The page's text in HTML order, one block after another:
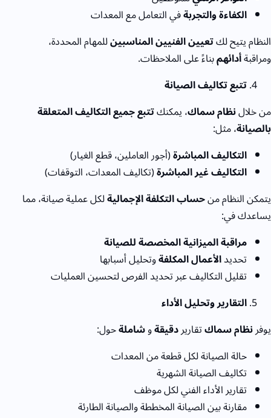
الكفاءة والتجربةفي التعامل مع المعدات
النظام يتيح لكتعيين الفنيين المناسبينللمهام المحددة،
ومراقبةأدائهمبناءً على الملاحظات.
تتبع تكاليف الصيانة
من خلالنظام سماك، يمكنكتتبع جميع التكاليف المتعلقة
بالصيانة، مثل:
التكاليف المباشرة(أجور العاملين، قطع الغيار)
التكاليف غير المباشرة(تكاليف المعدات، التوقفات)
يتمكن النظام منحساب التكلفة الإجماليةلكل عملية صيانة، مما
يساعدك في:
مراقبة الميزانية المخصصة للصيانة
تحديدالأعمال المكلفةوتحليل أسبابها
تقليل التكاليف عبر تحديد الفرص لتحسين العمليات
التقارير وتحليل الأداء
يوفرنظام سماكتقاريردقيقةوشاملةحول:
حالة الصيانة لكل قطعة من المعدات
تكاليف الصيانة الشهرية
تقارير الأداء الفني لكل موظف
مقارنة بين الصيانة المخططة والصيانة الطارئة